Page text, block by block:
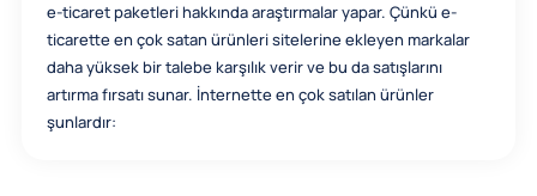
e-ticaret paketleri hakkında araştırmalar yapar. Çünkü e-
ticarette en çok satan ürünleri sitelerine ekleyen markalar
daha yüksek bir talebe karşılık verir ve bu da satışlarını
artırma fırsatı sunar. İnternette en çok satılan ürünler
şunlardır: